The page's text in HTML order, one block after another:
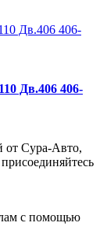
Дв.406 406-
от Сура-Авто,
с помощью